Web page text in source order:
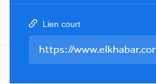
Tel : +213(0)023 31 69 04 - eMail :
Lien court